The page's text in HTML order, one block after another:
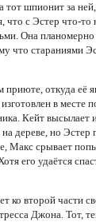
тот шпионит за
с Эстер что-
Она
что стараниями
откуда
в
Кейт
дереве, но
Макс срывает
его удаётся
второй части
Джона. Тот,